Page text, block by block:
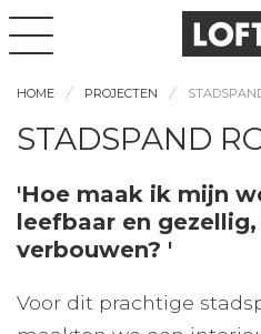
HOME PROJECTEN
STADSPAND
'Hoe maak ik mijn
leefbaar en
verbouwen? '
Voor dit prachtige